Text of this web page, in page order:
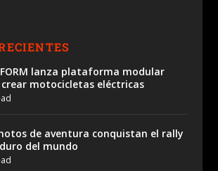
lanza plataforma modular
motocicletas eléctricas
de aventura conquistan el rally
del mundo